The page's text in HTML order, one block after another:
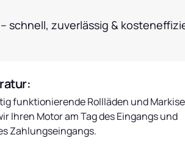
schnell, zuverlässig &
funktionierende Rollläden und
Ihren Motor am Tag des Eingangs und
Zahlungseingangs.